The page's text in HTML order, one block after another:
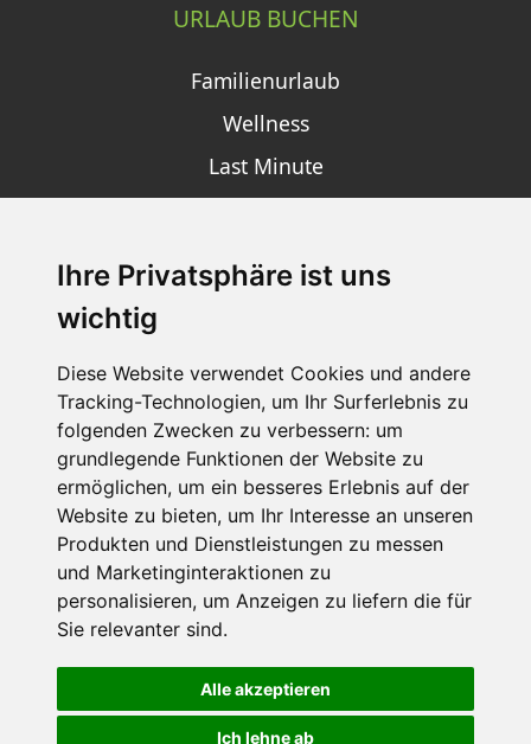
Ihre Privatsphäre ist uns
wichtig
Diese Website verwendet Cookies und andere
Tracking-Technologien, um Ihr Surferlebnis zu
folgenden Zwecken zu verbessern: um
grundlegende Funktionen der Website zu
ermöglichen, um ein besseres Erlebnis auf der
Website zu bieten, um Ihr Interesse an unseren
Produkten und Dienstleistungen zu messen
und Marketinginteraktionen zu
personalisieren, um Anzeigen zu liefern die für
Sie relevanter sind.
Alle akzeptieren
Ich lehne ab
URLAUB BUCHEN
Familienurlaub
Wellness
Last Minute
SCHNEEHÖHEN SKI APP
Die Schneehoehen Ski APP für iOS und Android - Ein
Muss für alle Wintersportler und Schneefreaks!
Impressum
Datenschutz
Nutzungsbedingungen
Portale
FAQ Newsletter Mediadaten
©2026 Schneemenschen GmbH